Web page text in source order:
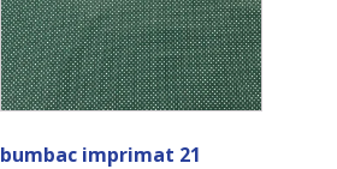
bumbac imprimat 21